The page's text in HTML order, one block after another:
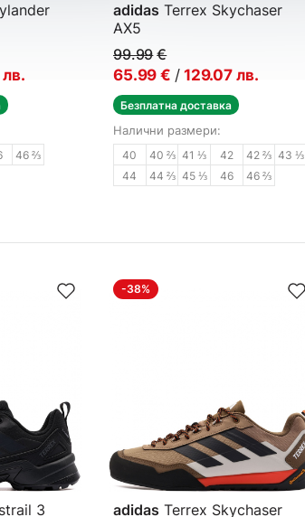
лв.
46 ⅔
adidas Terrex Skychaser
AX5
Мъжки спортни обувки
99.99 €
65.99 € / 129.07 лв.
Безплатна доставка
Налични размери:
40 40 ⅔ 41 ⅓ 42 42 ⅔ 43 ⅓
44
44 ⅔ 45 ⅓ 46 46 ⅔
3
-38%
adidas Terrex Skychaser